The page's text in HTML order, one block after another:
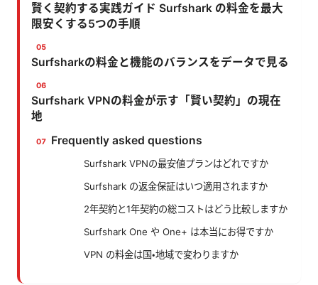
賢く契約する実践ガイド Surfshark の料金を最大
限安くする5つの手順
Surfsharkの料金と機能のバランスをデータで見る
Surfshark VPNの料金が示す「賢い契約」の現在
地
Frequently asked questions
Surfshark VPNの最安値プランはどれですか
Surfshark の返金保証はいつ適用されますか
2年契約と1年契約の総コストはどう比較しますか
Surfshark One や One+ は本当にお得ですか
VPN の料金は国・地域で変わりますか